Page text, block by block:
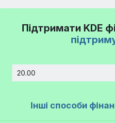
Підтримати KDE
Інші способи